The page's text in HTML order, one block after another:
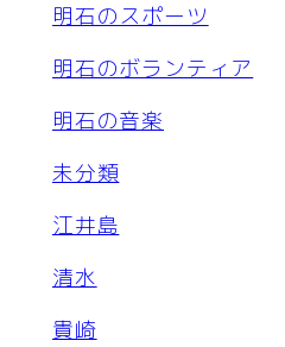
明石のスポーツ
明石のボランティア
明石の音楽
未分類
江井島
清水
貴崎